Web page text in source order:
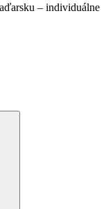
– individuálne